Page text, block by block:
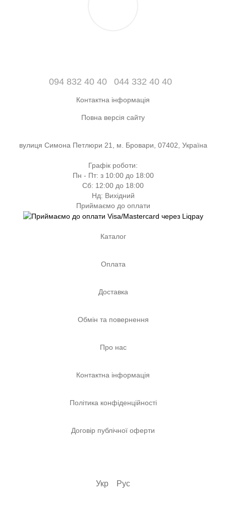
094 832 40 40 044 332 40 40
Контактна інформація
Повна версія сайту
вулиця Симона Петлюри 21, м. Бровари, 07402, Україна
Графік роботи:
Пн - Пт: з 10:00 до 18:00
Сб: 12:00 до 18:00
Нд: Вихідний
Приймаємо до оплати
Каталог
Оплата
Доставка
Обмін та повернення
Про нас
Контактна інформація
Політика конфіденційності
Договір публічної оферти
Укр Рус